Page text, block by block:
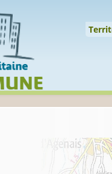
Gérer préserver